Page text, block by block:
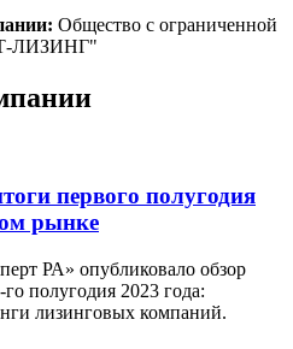
Общество с ограниченной
ЛИЗИНГ"
первого полугодия
рынке
РА» опубликовало обзор
полугодия 2023 года:
лизинговых компаний.